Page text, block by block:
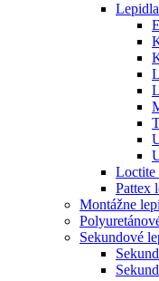
Loctite
Pattex
Montážne
Sekundové